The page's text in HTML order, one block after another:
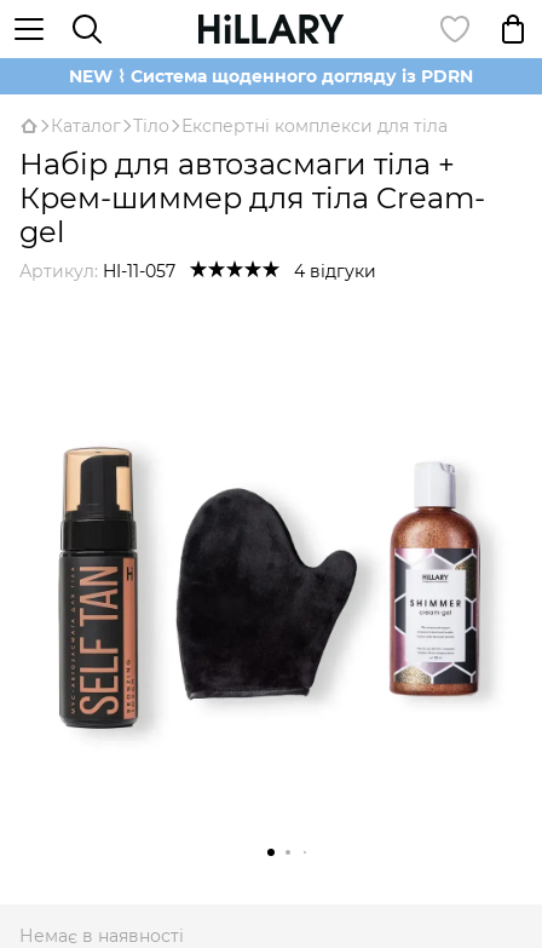
NEW ⌇ Система щоденного догляду із PDRN
Каталог Тіло Експертні комплекси для тіла
Набір для автозасмаги тіла +
Крем-шиммер для тіла Cream-
gel
Артикул: HI-11-057 4 відгуки
Немає в наявності